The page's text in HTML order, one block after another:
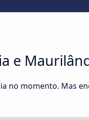
e
no momento. Mas